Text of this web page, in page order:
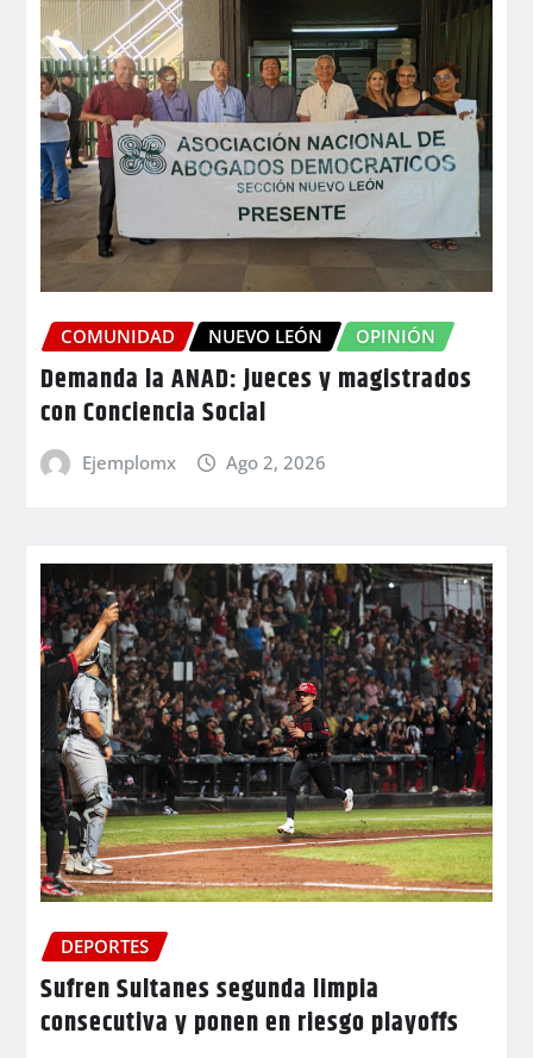
COMUNIDAD NUEVO LEÓN OPINIÓN
Demanda la ANAD: jueces y magistrados
con Conciencia Social
Ejemplomx Ago 2, 2026
DEPORTES
Sufren Sultanes segunda limpia
consecutiva y ponen en riesgo playoffs